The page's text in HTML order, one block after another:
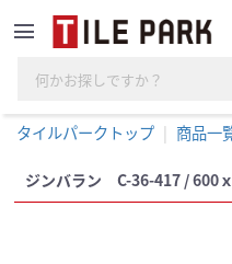
menu
タイルパークトップ 商品一
ジンバラン C-36-417 / 600